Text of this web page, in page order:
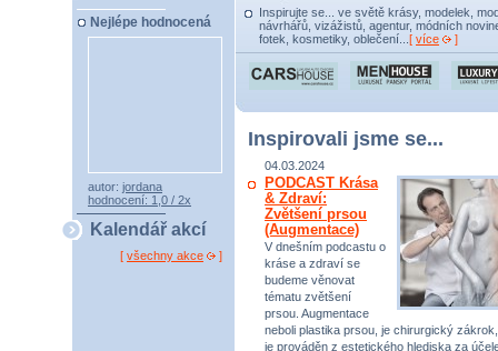
Nejlépe hodnocená
autor: jordana
hodnocení: 1,0 / 2x
Kalendář akcí
[ všechny akce ]
Inspirujte se... ve světě krásy, modelek,
návrhářů, vizážistů, agentur, módních
fotek, kosmetiky, oblečení... [ více ]
Inspirovali jsme se...
04.03.2024
PODCAST Krása
& Zdraví:
Zvětšení prsou
(Augmentace)
V dnešním podcastu o
kráse a zdraví se
budeme věnovat
tématu zvětšení
prsou. Augmentace
neboli plastika prsou, je chirurgický
je prováděn z estetického hlediska za